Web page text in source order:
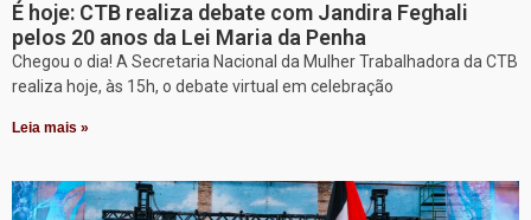
É hoje: CTB realiza debate com Jandira Feghali
pelos 20 anos da Lei Maria da Penha
Chegou o dia! A Secretaria Nacional da Mulher Trabalhadora da CTB
realiza hoje, às 15h, o debate virtual em celebração
Leia mais »